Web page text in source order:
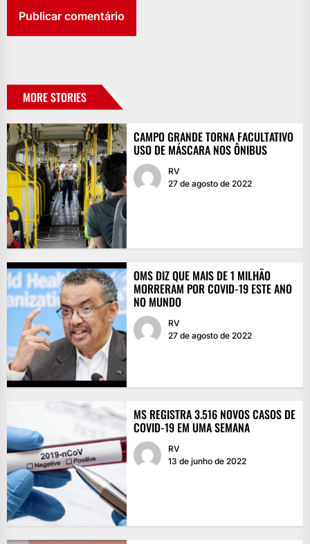
MORE STORIES
CAMPO GRANDE TORNA FACULTATIVO
USO DE MÁSCARA NOS ÔNIBUS
RV
27 de agosto de 2022
OMS DIZ QUE MAIS DE 1 MILHÃO
MORRERAM POR COVID-19 ESTE ANO
NO MUNDO
RV
27 de agosto de 2022
MS REGISTRA 3.516 NOVOS CASOS DE
COVID-19 EM UMA SEMANA
RV
13 de junho de 2022